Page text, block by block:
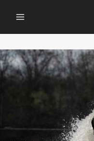
content